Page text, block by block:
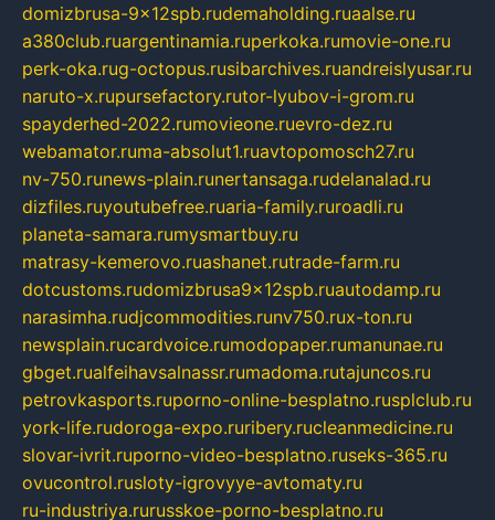
domizbrusa-9x12spb.rudemaholding.ruaalse.ru
a380club.ruargentinamia.ruperkoka.rumovie-one.ru
perk-oka.rug-octopus.rusibarchives.ruandreislyusar.ru
naruto-x.rupursefactory.rutor-lyubov-i-grom.ru
spayderhed-2022.rumovieone.ruevro-dez.ru
webamator.ruma-absolut1.ruavtopomosch27.ru
nv-750.runews-plain.runertansaga.rudelanalad.ru
dizfiles.ruyoutubefree.ruaria-family.ruroadli.ru
planeta-samara.rumysmartbuy.ru
matrasy-kemerovo.ruashanet.rutrade-farm.ru
dotcustoms.rudomizbrusa9x12spb.ruautodamp.ru
narasimha.rudjcommodities.runv750.rux-ton.ru
newsplain.rucardvoice.rumodopaper.rumanunae.ru
gbget.rualfeihavsalnassr.rumadoma.rutajuncos.ru
petrovkasports.ruporno-online-besplatno.rusplclub.ru
york-life.rudoroga-expo.ruribery.rucleanmedicine.ru
slovar-ivrit.ruporno-video-besplatno.ruseks-365.ru
ovucontrol.rusloty-igrovyye-avtomaty.ru
ru-industriya.rurusskoe-porno-besplatno.ru